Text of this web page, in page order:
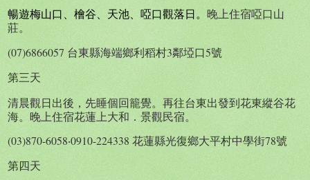
暢遊梅山口、檜谷、天池、啞口觀落日。 晚上住宿啞口山
莊。
(07)6866057 台東縣海端鄉利稻村3鄰埡口5號
第三天
清晨觀日出後，先睡個回籠覺。再往台東出發到花東縱谷花
海。晚上住宿花蓮 上大和．景觀民宿。
(03)870-6058‧0910-224338 花蓮縣光復鄉大平村中學街78號
第四天